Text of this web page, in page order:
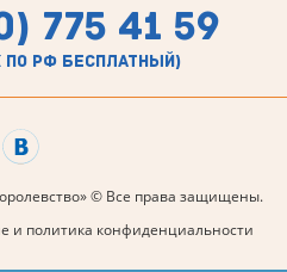
775 41 59
по рф бесплатный)
© Все права защищены.
и политика конфиденциальности